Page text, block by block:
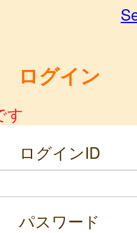
ログイン
す
ログインID
パスワード